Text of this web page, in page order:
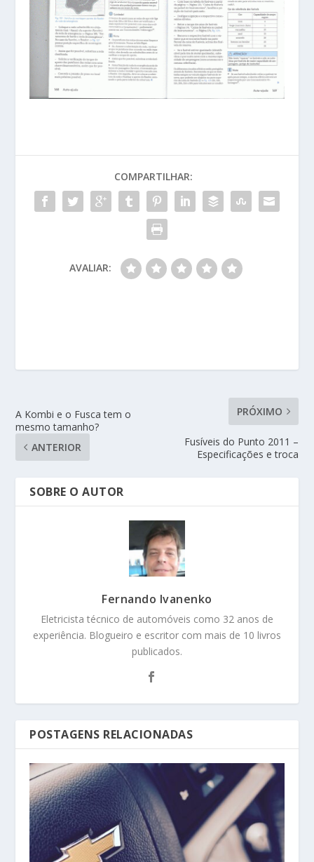
COMPARTILHAR:
AVALIAR:
A Kombi e o Fusca tem o
mesmo tamanho?
ANTERIOR
PRÓXIMO
Fusíveis do Punto 2011 –
Especificações e troca
SOBRE O AUTOR
Fernando Ivanenko
Eletricista técnico de automóveis como 32 anos de
experiência. Blogueiro e escritor com mais de 10 livros
publicados.
POSTAGENS RELACIONADAS